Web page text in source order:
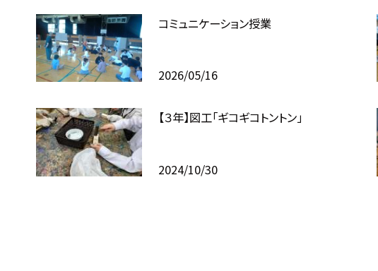
コミュニケーション授業
2026/05/16
【３年】図工「ギコギコトントン」
2024/10/30